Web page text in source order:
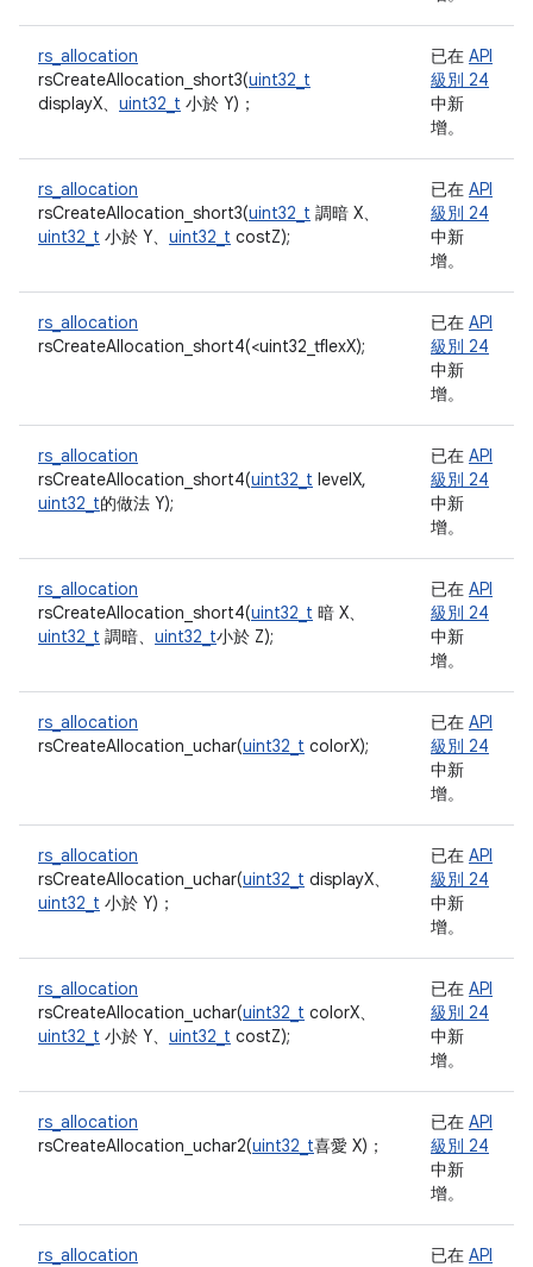
rs_allocation
rsCreateAllocation_short3(uint32_t
displayX、 uint32_t 小於 Y)；
已在 API
級別 24
中新
增。
rs_allocation
rsCreateAllocation_short3(uint32_t 調暗 X、
uint32_t 小於 Y、 uint32_t costZ);
已在 API
級別 24
中新
增。
rs_allocation
rsCreateAllocation_short4(<uint32_tflexX);
已在 API
級別 24
中新
增。
rs_allocation
rsCreateAllocation_short4(uint32_t levelX,
uint32_t的做法 Y);
已在 API
級別 24
中新
增。
rs_allocation
rsCreateAllocation_short4(uint32_t 暗 X、
uint32_t 調暗、 uint32_t小於 Z);
已在 API
級別 24
中新
增。
rs_allocation
rsCreateAllocation_uchar(uint32_t colorX);
已在 API
級別 24
中新
增。
rs_allocation
rsCreateAllocation_uchar(uint32_t displayX、
uint32_t 小於 Y)；
已在 API
級別 24
中新
增。
rs_allocation
rsCreateAllocation_uchar(uint32_t colorX、
uint32_t 小於 Y、 uint32_t costZ);
已在 API
級別 24
中新
增。
rs_allocation
rsCreateAllocation_uchar2(uint32_t喜愛 X)；
已在 API
級別 24
中新
增。
rs_allocation
已在 API